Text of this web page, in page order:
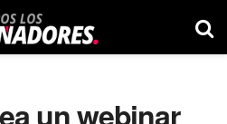
un webinar